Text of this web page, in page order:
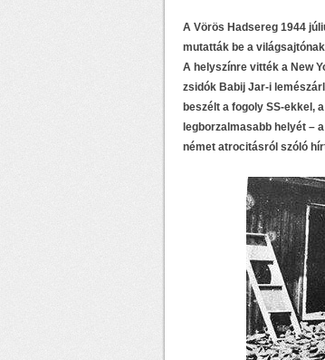
A Vörös Hadsereg 1944
mutatták be a
A helyszínre vitték a New
zsidók Babij Jar-i
beszélt a fogoly SS-ekkel,
legborzalmasabb helyét –
német atrocitásról szóló